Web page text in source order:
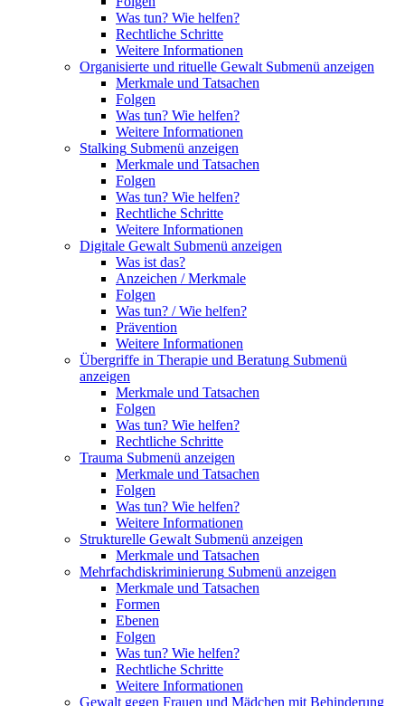
Was tun? Wie helfen?
Rechtliche Schritte
Weitere Informationen
Organisierte und rituelle Gewalt Submenü anzeigen
Merkmale und Tatsachen
Folgen
Was tun? Wie helfen?
Weitere Informationen
Stalking Submenü anzeigen
Merkmale und Tatsachen
Folgen
Was tun? Wie helfen?
Rechtliche Schritte
Weitere Informationen
Digitale Gewalt Submenü anzeigen
Was ist das?
Anzeichen / Merkmale
Folgen
Was tun? / Wie helfen?
Prävention
Weitere Informationen
Übergriffe in Therapie und Beratung Submenü
anzeigen
Merkmale und Tatsachen
Folgen
Was tun? Wie helfen?
Rechtliche Schritte
Trauma Submenü anzeigen
Merkmale und Tatsachen
Folgen
Was tun? Wie helfen?
Weitere Informationen
Strukturelle Gewalt Submenü anzeigen
Merkmale und Tatsachen
Mehrfachdiskriminierung Submenü anzeigen
Merkmale und Tatsachen
Formen
Ebenen
Folgen
Was tun? Wie helfen?
Rechtliche Schritte
Weitere Informationen
Gewalt gegen Frauen und Mädchen mit Behinderung